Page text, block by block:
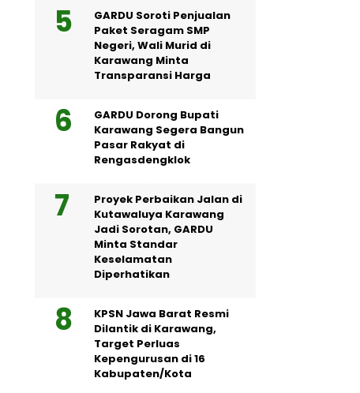
GARDU Soroti Penjualan
Paket Seragam SMP
Negeri, Wali Murid di
Karawang Minta
Transparansi Harga
GARDU Dorong Bupati
Karawang Segera Bangun
Pasar Rakyat di
Rengasdengklok
Proyek Perbaikan Jalan di
Kutawaluya Karawang
Jadi Sorotan, GARDU
Minta Standar
Keselamatan
Diperhatikan
KPSN Jawa Barat Resmi
Dilantik di Karawang,
Target Perluas
Kepengurusan di 16
Kabupaten/Kota